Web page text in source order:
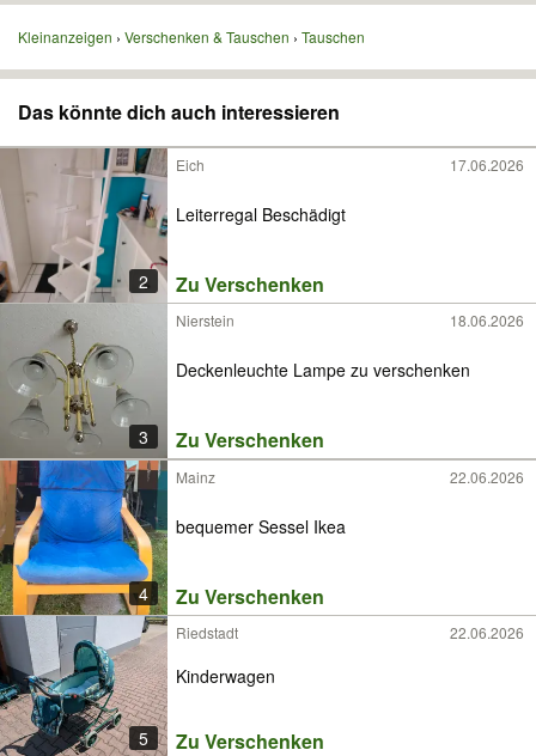
Kleinanzeigen Verschenken & Tauschen Tauschen
Das könnte dich auch interessieren
2
Eich 17.06.2026
Leiterregal Beschädigt
Zu Verschenken
3
Nierstein 18.06.2026
Deckenleuchte Lampe zu verschenken
Zu Verschenken
4
Mainz 22.06.2026
bequemer Sessel Ikea
Zu Verschenken
5
Riedstadt 22.06.2026
Kinderwagen
Zu Verschenken